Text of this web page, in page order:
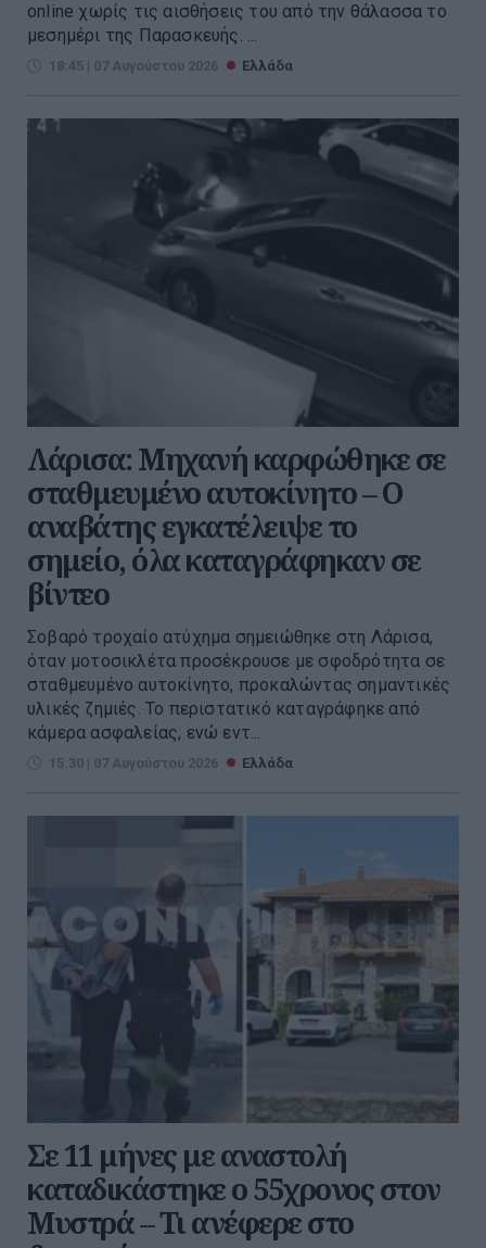
online χωρίς τις αισθήσεις του από την θάλασσα το
μεσημέρι της Παρασκευής. ...
18:45 | 07 Αυγούστου 2026 Ελλάδα
Λάρισα: Μηχανή καρφώθηκε σε
σταθμευμένο αυτοκίνητο – Ο
αναβάτης εγκατέλειψε το
σημείο, όλα καταγράφηκαν σε
βίντεο
Σοβαρό τροχαίο ατύχημα σημειώθηκε στη Λάρισα,
όταν μοτοσικλέτα προσέκρουσε με σφοδρότητα σε
σταθμευμένο αυτοκίνητο, προκαλώντας σημαντικές
υλικές ζημιές. Το περιστατικό καταγράφηκε από
κάμερα ασφαλείας, ενώ εντ...
15:30 | 07 Αυγούστου 2026 Ελλάδα
Σε 11 μήνες με αναστολή
καταδικάστηκε ο 55χρονος στον
Μυστρά – Τι ανέφερε στο